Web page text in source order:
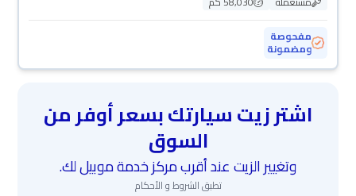
مفحوصة
ومضمونة
اشتر زيت سيارتك بسعر أوفر من
السوق
وتغيير الزيت عند أقرب مركز خدمة موبيل لك.
تطبق الشروط و الأحكام